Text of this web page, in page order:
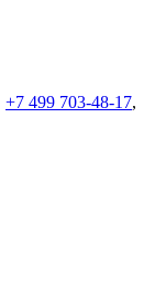
+7 499 703-48-17,